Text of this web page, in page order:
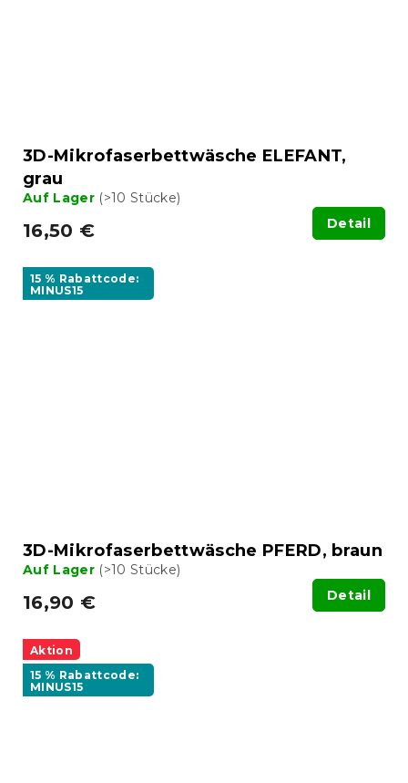
3D-Mikrofaserbettwäsche ELEFANT,
grau
Auf Lager (>10 Stücke)
16,50 € Detail
15 % Rabattcode:
MINUS15
3D-Mikrofaserbettwäsche PFERD, braun
Auf Lager (>10 Stücke)
16,90 € Detail
Aktion
15 % Rabattcode:
MINUS15